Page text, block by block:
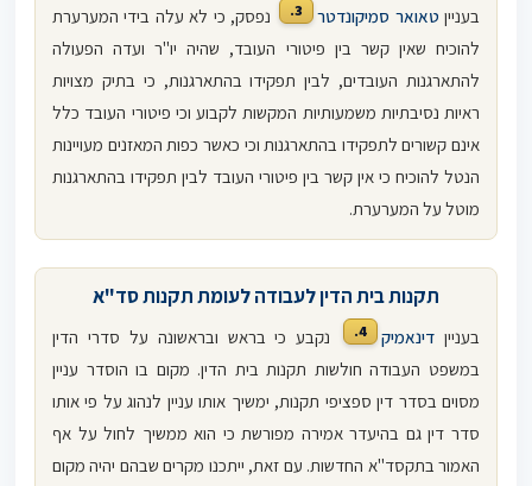
בעניין טאואר סמיקונדטר 3.
נפסק, כי לא עלה בידי המערערת
להוכיח שאין קשר בין פיטורי העובד, שהיה יו"ר ועדה הפעולה
להתארגנות העובדים, לבין תפקידו בהתארגנות, כי בתיק מצויות
ראיות נסיבתיות משמעותיות המקשות לקבוע וכי פיטורי העובד כלל
אינם קשורים לתפקידו בהתארגנות וכי כאשר כפות המאזנים מעויינות
הנטל להוכיח כי אין קשר בין פיטורי העובד לבין תפקידו בהתארגנות
מוטל על המערערת.
תקנות בית הדין לעבודה לעומת תקנות סד"א
בעניין דינאמיק 4.
נקבע כי בראש ובראשונה על סדרי הדין
במשפט העבודה חולשות תקנות בית הדין. מקום בו הוסדר עניין
מסוים בסדר דין ספציפי תקנות, ימשיך אותו עניין לנהוג על פי אותו
סדר דין גם בהיעדר אמירה מפורשת כי הוא ממשיך לחול על אף
האמור בתקסד"א החדשות. עם זאת, ייתכנו מקרים שבהם יהיה מקום